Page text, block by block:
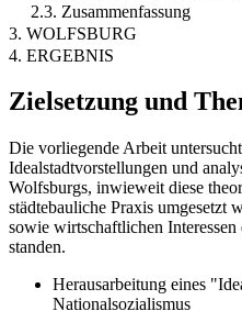
2.3. Zusammenfassung
3. WOLFSBURG
4. ERGEBNIS
Zielsetzung und
Die vorliegende Arbeit
Idealstadtvorstellungen und
Wolfsburgs, inwieweit diese
städtebauliche Praxis umgesetzt
sowie wirtschaftlichen
standen.
Herausarbeitung eines
Nationalsozialismus